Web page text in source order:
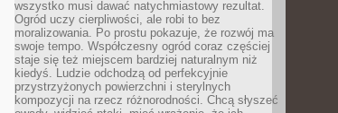
wszystko musi dawać natychmiastowy rezultat.
Ogród uczy cierpliwości, ale robi to bez
moralizowania. Po prostu pokazuje, że rozwój ma
swoje tempo. Współczesny ogród coraz częściej
staje się też miejscem bardziej naturalnym niż
kiedyś. Ludzie odchodzą od perfekcyjnie
przystrzyżonych powierzchni i sterylnych
kompozycji na rzecz różnorodności. Chcą słyszeć